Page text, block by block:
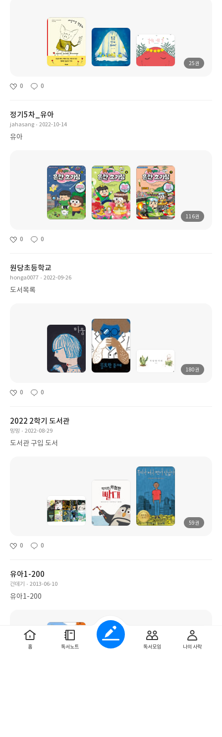
25권
0 0
정기5차_유아
jahasang 2022-10-14
유아
116권
0 0
원당초등학교
honga0077 2022-09-26
도서목록
180권
0 0
2022 2학기 도서관
밍밍 2022-08-29
도서관 구입 도서
59권
0 0
유아1-200
건데기 2013-06-10
유아1-200
홈 독서노트 독서모임 나의 사락